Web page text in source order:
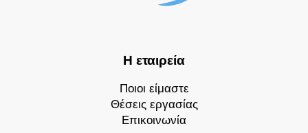
Η εταιρεία
Ποιοι είμαστε
Θέσεις εργασίας
Επικοινωνία